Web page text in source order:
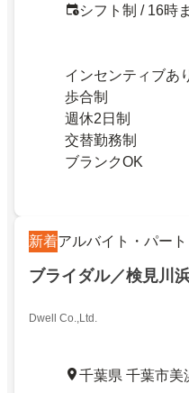
シフト制 / 16時
インセンティブあ
歩合制
週休2日制
交替勤務制
ブランクOK
新着アルバイト・パート
ブライダル／検見川
Dwell Co.,Ltd.
千葉県 千葉市美